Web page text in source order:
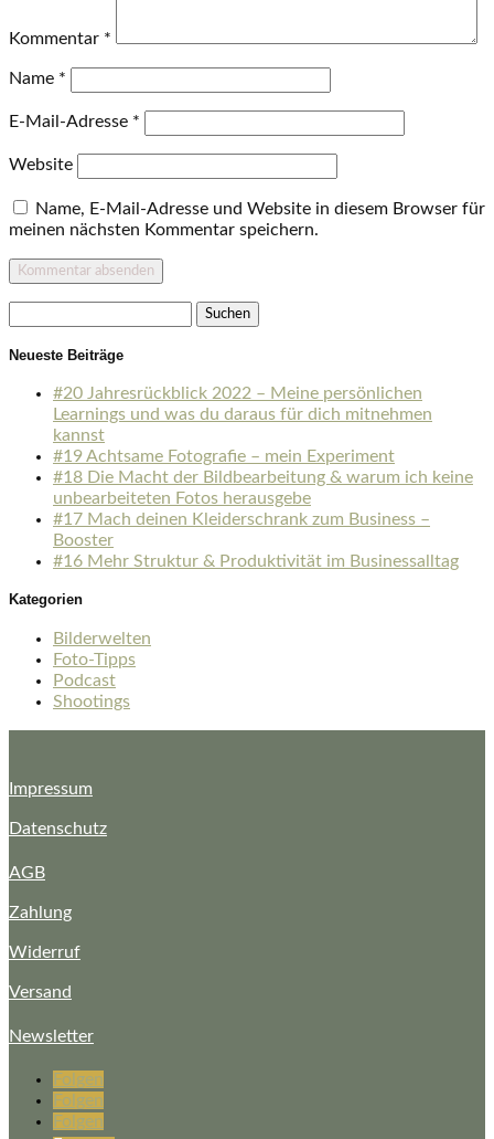
Kommentar *
Name *
E-Mail-Adresse *
Website
Name, E-Mail-Adresse und Website in diesem Browser für
meinen nächsten Kommentar speichern.
nach:
Neueste Beiträge
#20 Jahresrückblick 2022 – Meine persönlichen
Learnings und was du daraus für dich mitnehmen
kannst
#19 Achtsame Fotografie – mein Experiment
#18 Die Macht der Bildbearbeitung & warum ich keine
unbearbeiteten Fotos herausgebe
#17 Mach deinen Kleiderschrank zum Business –
Booster
#16 Mehr Struktur & Produktivität im Businessalltag
Kategorien
Bilderwelten
Foto-Tipps
Podcast
Shootings
Impressum
Datenschutz
AGB
Zahlung
Widerruf
Versand
Newsletter
Folgen
Folgen
Folgen